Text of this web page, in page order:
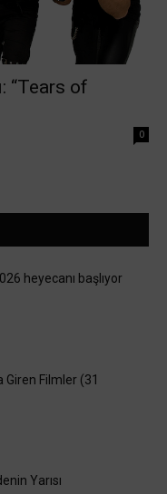
“Tears of
0
heyecanı başlıyor
Filmler (31
Yarısı